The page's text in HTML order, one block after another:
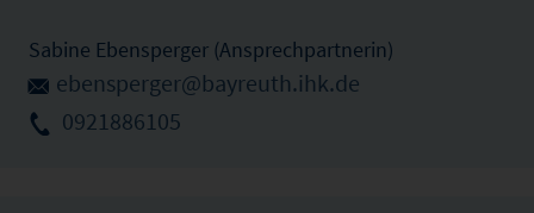
Sabine Ebensperger (Ansprechpartnerin)
ebensperger@bayreuth.ihk.de
0921886105